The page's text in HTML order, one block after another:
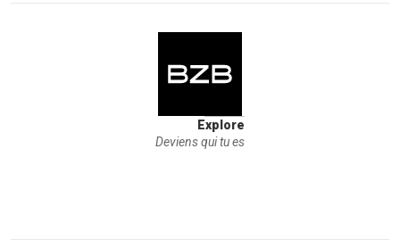
Explore
Deviens qui tu es